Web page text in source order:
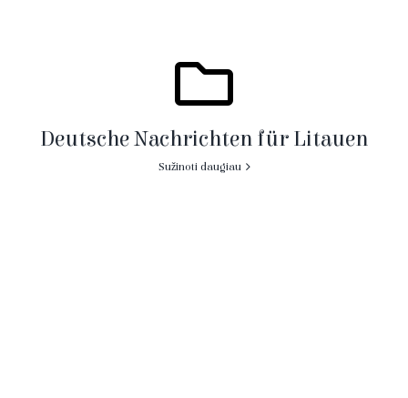
Deutsche Nachrichten für Litauen
Sužinoti daugiau